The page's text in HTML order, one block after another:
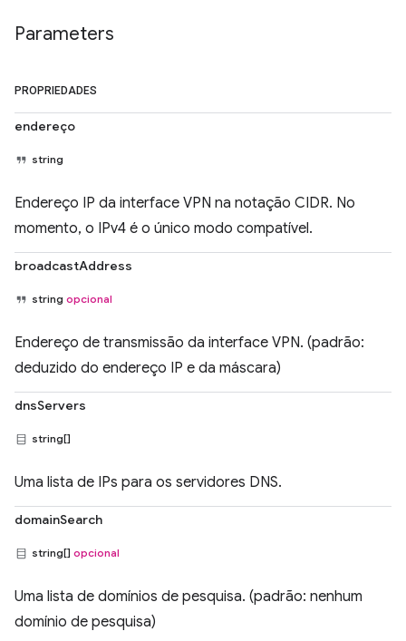
Parameters
PROPRIEDADES
endereço
string
Endereço IP da interface VPN na notação CIDR. No
momento, o IPv4 é o único modo compatível.
broadcastAddress
string opcional
Endereço de transmissão da interface VPN. (padrão:
deduzido do endereço IP e da máscara)
dnsServers
string[]
Uma lista de IPs para os servidores DNS.
domainSearch
string[] opcional
Uma lista de domínios de pesquisa. (padrão: nenhum
domínio de pesquisa)